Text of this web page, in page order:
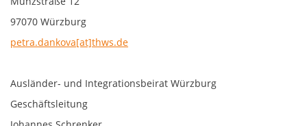
97070 Würzburg
petra.dankova[at]thws.de
Ausländer- und Integrationsbeirat Würzburg
Geschäftsleitung